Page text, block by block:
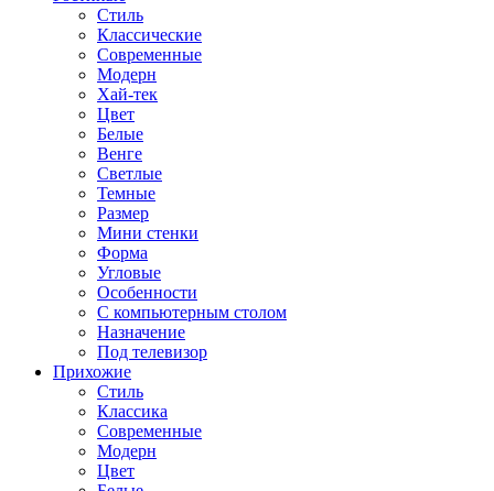
Стиль
Классические
Современные
Модерн
Хай-тек
Цвет
Белые
Венге
Светлые
Темные
Размер
Мини стенки
Форма
Угловые
Особенности
С компьютерным столом
Назначение
Под телевизор
Прихожие
Стиль
Классика
Современные
Модерн
Цвет